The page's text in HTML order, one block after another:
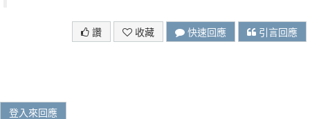
讚 收藏 快速回應 引言回應
登入來回應